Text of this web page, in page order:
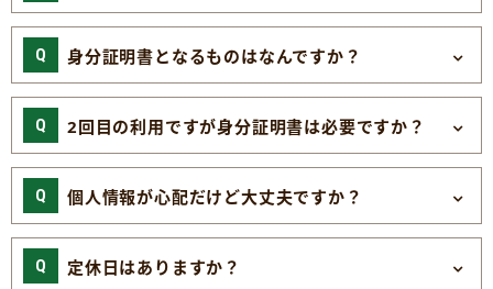
身分証明書となるものはなんですか？
2回目の利用ですが身分証明書は必要ですか？
個人情報が心配だけど大丈夫ですか？
定休日はありますか？